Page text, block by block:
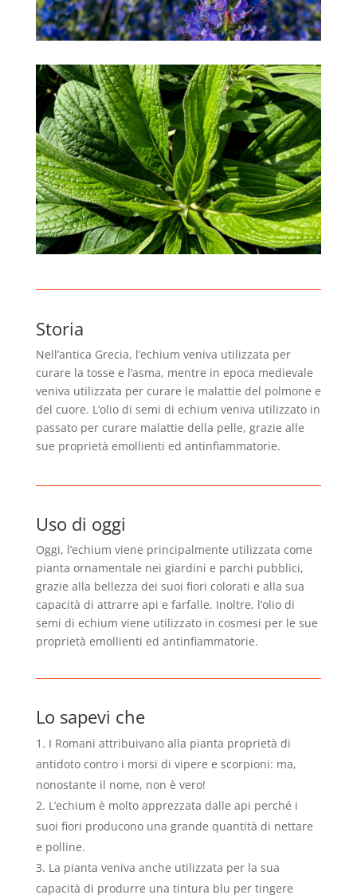
Storia
Nell’antica Grecia, l’echium veniva utilizzata per
curare la tosse e l’asma, mentre in epoca medievale
veniva utilizzata per curare le malattie del polmone e
del cuore. L’olio di semi di echium veniva utilizzato in
passato per curare malattie della pelle, grazie alle
sue proprietà emollienti ed antinfiammatorie.
Uso di oggi
Oggi, l’echium viene principalmente utilizzata come
pianta ornamentale nei giardini e parchi pubblici,
grazie alla bellezza dei suoi fiori colorati e alla sua
capacità di attrarre api e farfalle. Inoltre, l’olio di
semi di echium viene utilizzato in cosmesi per le sue
proprietà emollienti ed antinfiammatorie.
Lo sapevi che
I Romani attribuivano alla pianta proprietà di
antidoto contro i morsi di vipere e scorpioni: ma,
nonostante il nome, non è vero!
2. L’echium è molto apprezzata dalle api perché i
suoi fiori producono una grande quantità di nettare
e polline.
3. La pianta veniva anche utilizzata per la sua
capacità di produrre una tintura blu per tingere